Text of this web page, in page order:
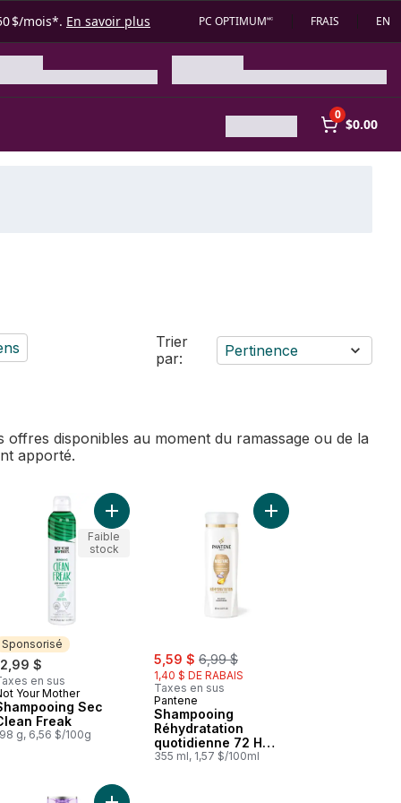
$/mois*. En savoir plus PC OPTIMUM🅪 FRAIS EN
0
$0.00
Trier
par:
Pertinence
disponibles au moment du ramassage ou de la
apporté.
talk contrôle-frisottis gel de modelage au panier
Sponsorisé
$
en sus
Your Mother
Sec
Freak
g, 6,56 $/100g
Ajouter Shampooing Sec Clean Freak au panier
Faible
stock
sale:
5,59 $ , formerly:
6,99 $
1,40 $ DE RABAIS
Taxes en sus
Pantene
Shampooing
Réhydratation
quotidienne 72 H
d’hydratation
355 ml, 1,57 $/100ml
Ajouter Shampooing